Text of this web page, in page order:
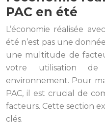
PAC en été
L’économie réalisée
été n’est pas une
une multitude de
votre utilisation
environnement. Pour
PAC, il est crucial de
facteurs. Cette section
clés.